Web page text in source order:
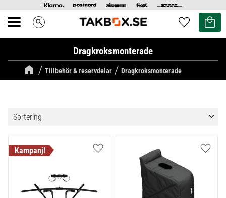
Meny search Favoriter
Kundvagn
Dragkroksmonterade
Tillbehör & reservdelar Dragkroksmonterade
Välj sortering
Lägg till i favoriter Lägg